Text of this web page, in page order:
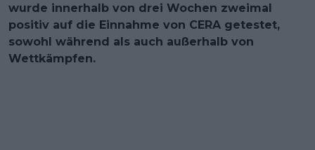
wurde innerhalb von drei Wochen zweimal
positiv auf die Einnahme von CERA getestet,
sowohl während als auch außerhalb von
Wettkämpfen.